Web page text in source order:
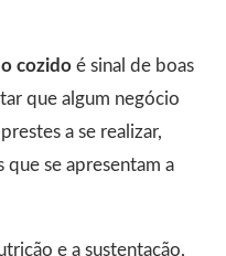
cozido é sinal de boas
que algum negócio
a se realizar,
que se apresentam a
e a sustentação,